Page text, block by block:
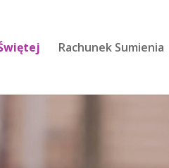
Rachunek Sumienia